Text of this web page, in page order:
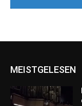
MEISTGELESEN